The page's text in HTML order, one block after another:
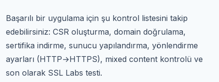
Başarılı bir uygulama için şu kontrol listesini takip
edebilirsiniz: CSR oluşturma, domain doğrulama,
sertifika indirme, sunucu yapılandırma, yönlendirme
ayarları (HTTP→HTTPS), mixed content kontrolü ve
son olarak SSL Labs testi.